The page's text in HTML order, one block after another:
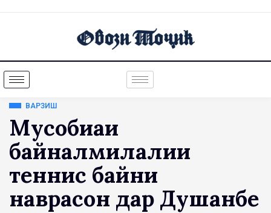
ВАРЗИШ
Мусобиқаи
байналмилалии
теннис байни
наврасон дар Душанбе